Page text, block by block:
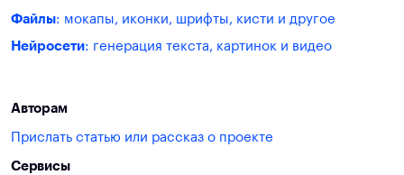
Файлы: мокапы, иконки, шрифты, кисти и другое
Нейросети: генерация текста, картинок и видео
Авторам
Прислать статью или рассказ о проекте
Сервисы